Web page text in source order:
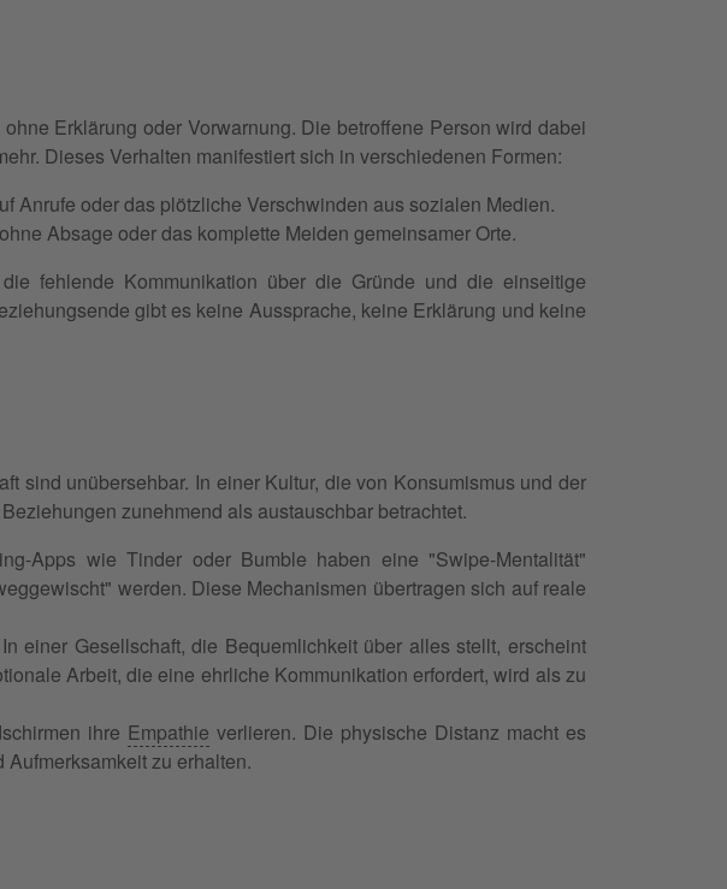
ohne Erklärung oder Vorwarnung. Die betroffene Person wird dabei
Dieses Verhalten manifestiert sich in verschiedenen Formen:
Anrufe oder das plötzliche Verschwinden aus sozialen Medien.
Absage oder das komplette Meiden gemeinsamer Orte.
fehlende Kommunikation über die Gründe und die einseitige
gibt es keine Aussprache, keine Erklärung und keine
sind unübersehbar. In einer Kultur, die von Konsumismus und der
zunehmend als austauschbar betrachtet.
Apps wie Tinder oder Bumble haben eine "Swipe-Mentalität"
werden. Diese Mechanismen übertragen sich auf reale
einer Gesellschaft, die Bequemlichkeit über alles stellt, erscheint
Arbeit, die eine ehrliche Kommunikation erfordert, wird als zu
ihre Empathie verlieren. Die physische Distanz macht es
Aufmerksamkeit zu erhalten.